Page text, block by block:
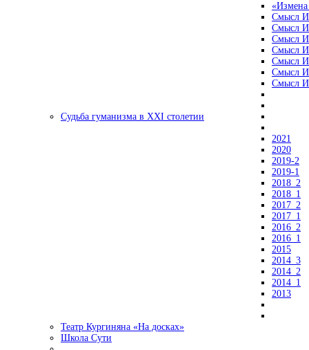
«Измена
Смысл
Смысл
Смысл
Смысл
Смысл
Смысл
Смысл
Судьба гуманизма в XXI столетии
2021
2020
2019-2
2019-1
2018_2
2018_1
2017_2
2017_1
2016_2
2016_1
2015
2014_3
2014_2
2014_1
2013
Театр Кургиняна «На досках»
Школа Сути